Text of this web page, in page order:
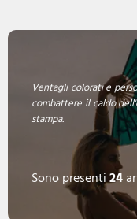
Ventagli colorati e
combattere il caldo
stampa.
Sono presenti24